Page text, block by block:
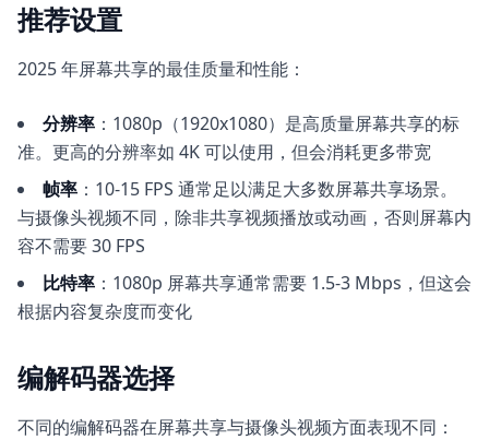
推荐设置
2025 年屏幕共享的最佳质量和性能：
分辨率 ：1080p（1920x1080）是高质量屏幕共享的标
准。更高的分辨率如 4K 可以使用，但会消耗更多带宽
帧率 ：10-15 FPS 通常足以满足大多数屏幕共享场景。
与摄像头视频不同，除非共享视频播放或动画，否则屏幕内
容不需要 30 FPS
比特率 ：1080p 屏幕共享通常需要 1.5-3 Mbps，但这会
根据内容复杂度而变化
编解码器选择
不同的编解码器在屏幕共享与摄像头视频方面表现不同：